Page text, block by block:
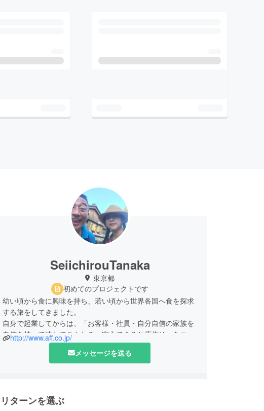
SeiichirouTanaka
東京都
初めてのプロジェクトです
幼い頃から食に興味を持ち、若い頃から世界各国へ食を探求
する旅をしてきました。
自身で起業してからは、「お客様・社員・自分自信の家族を
自信を持って連れてこられる、安心できるお店作り」をコン
セプトにお店を出店して参りました。
今回は、その集大成にするべく「輻射窯を使用したロースト
http://www.aff.co.jp/
メッセージを送る
リターンを選ぶ